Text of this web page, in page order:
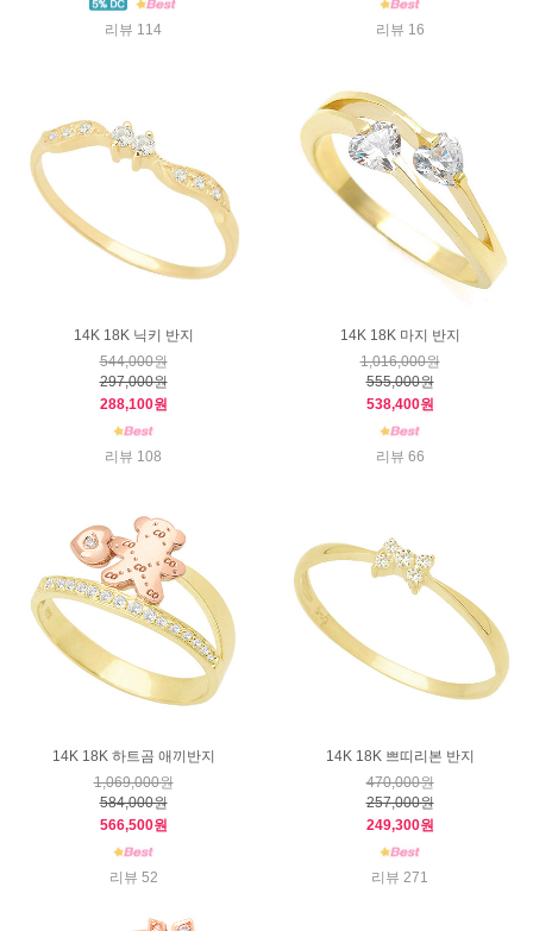
리뷰 114 리뷰 16
14K 18K 닉키 반지
544,000원
297,000원
288,100원
리뷰 108
14K 18K 마지 반지
1,016,000원
555,000원
538,400원
리뷰 66
14K 18K 하트곰 애끼반지
1,069,000원
584,000원
566,500원
리뷰 52
14K 18K 쁘띠리본 반지
470,000원
257,000원
249,300원
리뷰 271